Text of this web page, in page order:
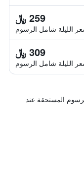
259 ﷼
الليلة شامل الرسوم
309 ﷼
الليلة شامل الرسوم
المستحقة عند